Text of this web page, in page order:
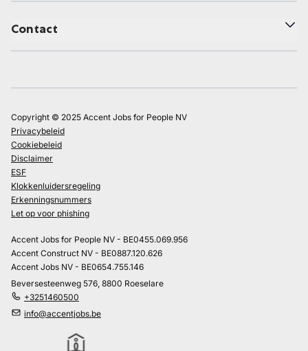
Contact
Copyright © 2025 Accent Jobs for People NV
Privacybeleid
Cookiebeleid
Disclaimer
ESF
Klokkenluidersregeling
Erkenningsnummers
Let op voor phishing
Accent Jobs for People NV - BE0455.069.956
Accent Construct NV - BE0887.120.626
Accent Jobs NV - BE0654.755.146
Beversesteenweg 576, 8800 Roeselare
+3251460500
info@accentjobs.be